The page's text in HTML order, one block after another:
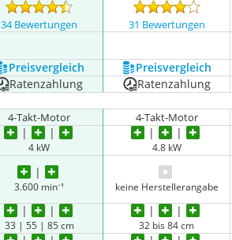
34 Bewertungen 31 Bewertungen
Preis­vergleich Preis­vergleich
Ratenzahlung Ratenzahlung
4-Takt-Motor 4-Takt-Motor
4 kW 4.8 kW
3.600 min⁻¹ keine Herstellerangabe
33 | 55 | 85 cm 32 bis 84 cm